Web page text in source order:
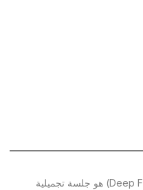
تنظيف البشرة العميق (Deep Facial Cleaning) هو جلسة تجميلية